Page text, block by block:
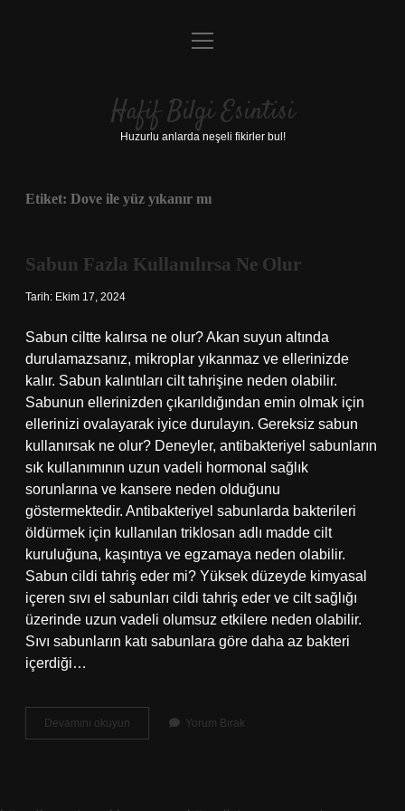
Anasayfa
Yasal Uyarı
menüyü
Hafif Bilgi Esintisi
Huzurlu anlarda neşeli fikirler bul!
Etiket: Dove ile yüz yıkanır mı
Sabun Fazla Kullanılırsa Ne Olur
Tarih: Ekim 17, 2024
Sabun ciltte kalırsa ne olur? Akan suyun altında
durulamazsanız, mikroplar yıkanmaz ve ellerinizde
kalır. Sabun kalıntıları cilt tahrişine neden olabilir.
Sabunun ellerinizden çıkarıldığından emin olmak için
ellerinizi ovalayarak iyice durulayın. Gereksiz sabun
kullanırsak ne olur? Deneyler, antibakteriyel sabunların
sık kullanımının uzun vadeli hormonal sağlık
sorunlarına ve kansere neden olduğunu
göstermektedir. Antibakteriyel sabunlarda bakterileri
öldürmek için kullanılan triklosan adlı madde cilt
kuruluğuna, kaşıntıya ve egzamaya neden olabilir.
Sabun cildi tahriş eder mi? Yüksek düzeyde kimyasal
içeren sıvı el sabunları cildi tahriş eder ve cilt sağlığı
üzerinde uzun vadeli olumsuz etkilere neden olabilir.
Sıvı sabunların katı sabunlara göre daha az bakteri
içerdiği…
Devamını okuyun
Fazla
Yorum Bırak